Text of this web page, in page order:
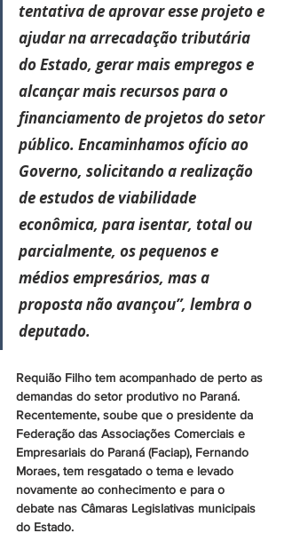
tentativa de aprovar esse projeto e
ajudar na arrecadação tributária
do Estado, gerar mais empregos e
alcançar mais recursos para o
financiamento de projetos do setor
público. Encaminhamos ofício ao
Governo, solicitando a realização
de estudos de viabilidade
econômica, para isentar, total ou
parcialmente, os pequenos e
médios empresários, mas a
proposta não avançou”, lembra o
deputado.
Requião Filho tem acompanhado de perto as
demandas do setor produtivo no Paraná.
Recentemente, soube que o presidente da
Federação das Associações Comerciais e
Empresariais do Paraná (Faciap), Fernando
Moraes, tem resgatado o tema e levado
novamente ao conhecimento e para o
debate nas Câmaras Legislativas municipais
do Estado.